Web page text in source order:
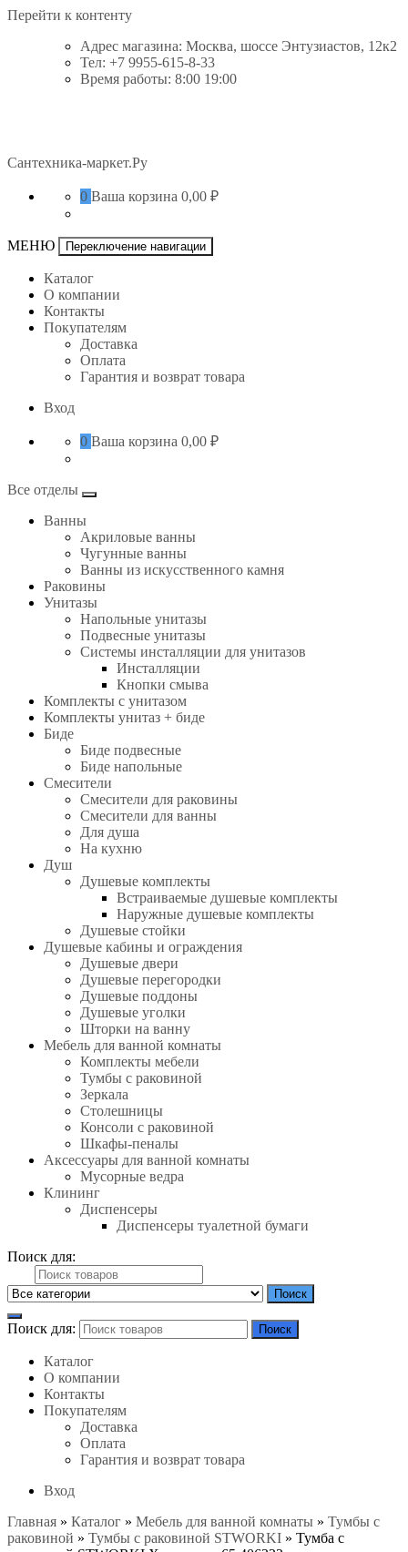
Перейти к контенту
Адрес магазина: Москва, шоссе Энтузиастов, 12к2
Тел: +7 9955-615-8-33
Время работы: 8:00 19:00
Сантехника-маркет.Ру
0 Ваша корзина 0,00 ₽
МЕНЮ Переключение навигации
Каталог
О компании
Контакты
Покупателям
Доставка
Оплата
Гарантия и возврат товара
Вход
0 Ваша корзина 0,00 ₽
Все отделы
Ванны
Акриловые ванны
Чугунные ванны
Ванны из искусственного камня
Раковины
Унитазы
Напольные унитазы
Подвесные унитазы
Системы инсталляции для унитазов
Инсталляции
Кнопки смыва
Комплекты с унитазом
Комплекты унитаз + биде
Биде
Биде подвесные
Биде напольные
Смесители
Смесители для раковины
Смесители для ванны
Для душа
На кухню
Душ
Душевые комплекты
Встраиваемые душевые комплекты
Наружные душевые комплекты
Душевые стойки
Душевые кабины и ограждения
Душевые двери
Душевые перегородки
Душевые поддоны
Душевые уголки
Шторки на ванну
Мебель для ванной комнаты
Комплекты мебели
Тумбы с раковиной
Зеркала
Столешницы
Консоли с раковиной
Шкафы-пеналы
Аксессуары для ванной комнаты
Мусорные ведра
Клининг
Диспенсеры
Диспенсеры туалетной бумаги
Поиск для:
Поиск
Поиск для: Поиск
Каталог
О компании
Контакты
Покупателям
Доставка
Оплата
Гарантия и возврат товара
Вход
Главная » Каталог » Мебель для ванной комнаты » Тумбы с
раковиной » Тумбы с раковиной STWORKI » Тумба с